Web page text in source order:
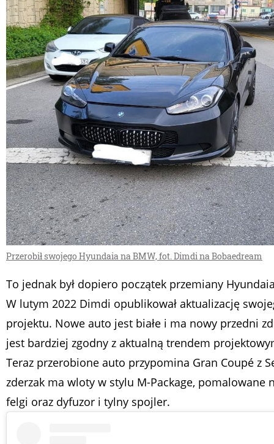
Przerobił swojego Hyundaia na BMW, fot. Dimdi na Bobaedream
To jednak był dopiero początek przemiany
W lutym 2022 Dimdi opublikował aktualizację
projektu. Nowe auto jest białe i ma nowy przedni
jest bardziej zgodny z aktualną trendem
Teraz przerobione auto przypomina Gran Coupé z
zderzak ma wloty w stylu M-Package, pomalowane
felgi oraz dyfuzor i tylny spojler.